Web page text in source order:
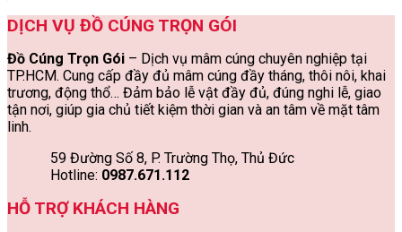
DỊCH VỤ ĐỒ CÚNG TRỌN GÓI
Đồ Cúng Trọn Gói – Dịch vụ mâm cúng chuyên nghiệp tại
TP.HCM. Cung cấp đầy đủ mâm cúng đầy tháng, thôi nôi, khai
trương, động thổ… Đảm bảo lễ vật đầy đủ, đúng nghi lễ, giao
tận nơi, giúp gia chủ tiết kiệm thời gian và an tâm về mặt tâm
linh.
59 Đường Số 8, P. Trường Thọ, Thủ Đức
Hotline: 0987.671.112
HỖ TRỢ KHÁCH HÀNG